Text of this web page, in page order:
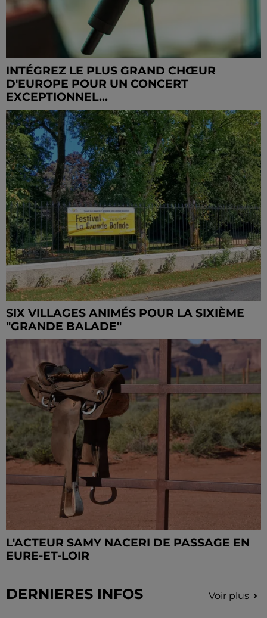
INTÉGREZ LE PLUS GRAND CHŒUR
D'EUROPE POUR UN CONCERT
EXCEPTIONNEL...
SIX VILLAGES ANIMÉS POUR LA SIXIÈME
"GRANDE BALADE"
L'ACTEUR SAMY NACERI DE PASSAGE EN
EURE-ET-LOIR
DERNIERES INFOS Voir plus